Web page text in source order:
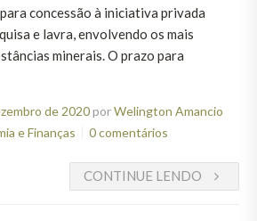
concessão à iniciativa privada
e lavra, envolvendo os mais
minerais. O prazo para
de 2020porWelington Amancio
e Finanças 0 comentários
CONTINUE LENDO